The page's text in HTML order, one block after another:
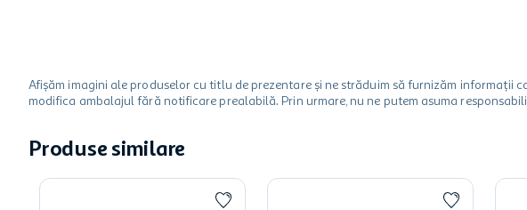
Afișăm imagini ale produselor cu titlu de prezentare și ne străduim să furnizăm
modifica ambalajul fără notificare prealabilă. Prin urmare, nu ne putem asuma
Produse similare